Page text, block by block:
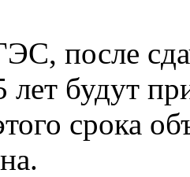
после
лет будут
срока